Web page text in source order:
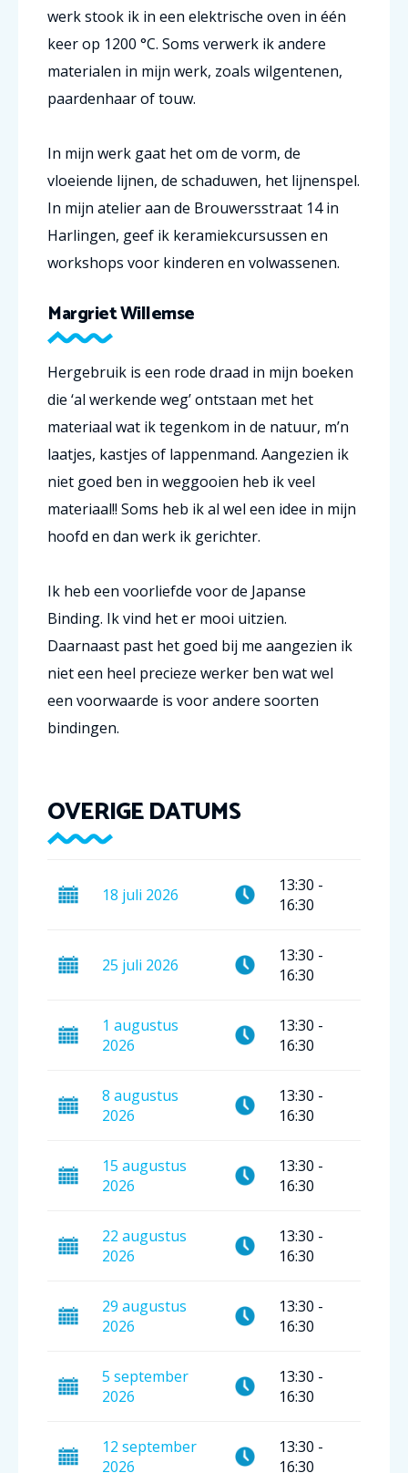
werk stook ik in een elektrische oven in één
keer op 1200 °C. Soms verwerk ik andere
materialen in mijn werk, zoals wilgentenen,
paardenhaar of touw.
In mijn werk gaat het om de vorm, de
vloeiende lijnen, de schaduwen, het lijnenspel.
In mijn atelier aan de Brouwersstraat 14 in
Harlingen, geef ik keramiekcursussen en
workshops voor kinderen en volwassenen.
Margriet Willemse
Hergebruik is een rode draad in mijn boeken
die ‘al werkende weg’ ontstaan met het
materiaal wat ik tegenkom in de natuur, m’n
laatjes, kastjes of lappenmand. Aangezien ik
niet goed ben in weggooien heb ik veel
materiaal!! Soms heb ik al wel een idee in mijn
hoofd en dan werk ik gerichter.
Ik heb een voorliefde voor de Japanse
Binding. Ik vind het er mooi uitzien.
Daarnaast past het goed bij me aangezien ik
niet een heel precieze werker ben wat wel
een voorwaarde is voor andere soorten
bindingen.
OVERIGE DATUMS
18 juli 2026 13:30 -
16:30
25 juli 2026 13:30 -
16:30
1 augustus
2026
13:30 -
16:30
8 augustus
2026
13:30 -
16:30
15 augustus
2026
13:30 -
16:30
22 augustus
2026
13:30 -
16:30
29 augustus
2026
13:30 -
16:30
5 september
2026
13:30 -
16:30
12 september
2026
13:30 -
16:30